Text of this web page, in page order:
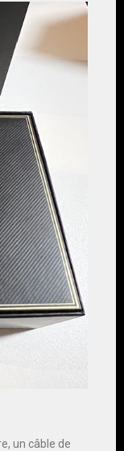
un câble de